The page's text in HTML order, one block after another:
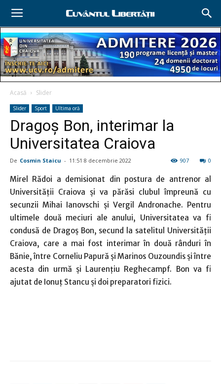
Acasă Slider
Slider Sport Ultima oră
Dragoş Bon, interimar la
Universitatea Craiova
De Cosmin Staicu - 11:51 8 decembrie 2022 0
907
Mirel Rădoi a demisionat din postura de antrenor al
Universităţii Craiova şi va părăsi clubul împreună cu
secunzii Mihai Ianovschi şi Vergil Andronache. Pentru
ultimele două meciuri ale anului, Universitatea va fi
condusă de Dragoş Bon, secund la satelitul Universităţii
Craiova, care a mai fost interimar în două rânduri în
Bănie, între Corneliu Papură şi Marinos Ouzoundis şi între
acesta din urmă şi Laurenţiu Reghecampf. Bon va fi
ajutat de Ionuţ Stancu şi doi preparatori fizici.